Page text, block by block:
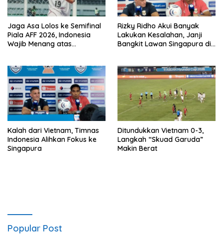
Jaga Asa Lolos ke Semifinal
Piala AFF 2026, Indonesia
Wajib Menang atas
Rizky Ridho Akui Banyak
Lakukan Kesalahan, Janji
Bangkit Lawan Singapura di
Kalah dari Vietnam, Timnas
Indonesia Alihkan Fokus ke
Singapura
Ditundukkan Vietnam 0-3,
Langkah “Skuad Garuda”
Makin Berat
Popular Post